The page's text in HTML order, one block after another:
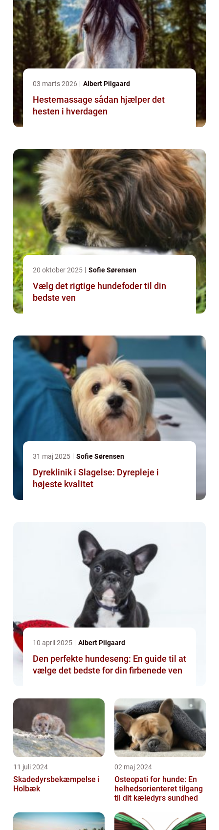
03 marts 2026 Albert Pilgaard
Hestemassage sådan hjælper det
hesten i hverdagen
20 oktober 2025 Sofie Sørensen
Vælg det rigtige hundefoder til din
bedste ven
31 maj 2025 Sofie Sørensen
Dyreklinik i Slagelse: Dyrepleje i
højeste kvalitet
10 april 2025 Albert Pilgaard
Den perfekte hundeseng: En guide til at
vælge det bedste for din firbenede ven
11 juli 2024
Skadedyrsbekæmpelse i
Holbæk
02 maj 2024
Osteopati for hunde: En
helhedsorienteret tilgang
til dit kæledyrs sundhed